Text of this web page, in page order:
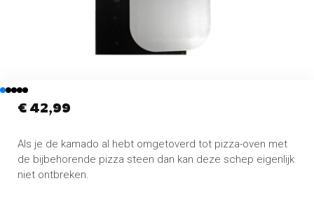
€ 42,99
Als je de kamado al hebt omgetoverd tot pizza-oven met
de bijbehorende pizza steen dan kan deze schep eigenlijk
niet ontbreken.